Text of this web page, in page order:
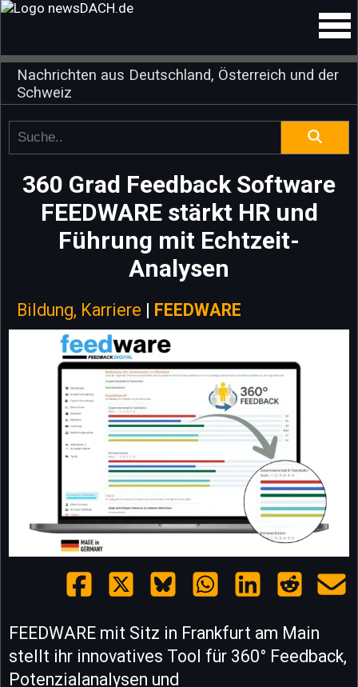
Nachrichten aus Deutschland, Österreich und der
Schweiz
360 Grad Feedback Software
FEEDWARE stärkt HR und
Führung mit Echtzeit-
Analysen
Bildung, Karriere | FEEDWARE
FEEDWARE mit Sitz in Frankfurt am Main
stellt ihr innovatives Tool für 360° Feedback,
Potenzialanalysen und